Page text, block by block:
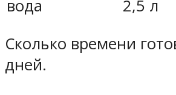
вода
2,5 л
Сколько времени
дней.